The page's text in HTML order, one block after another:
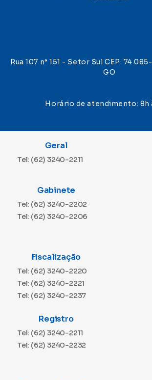
Rua 107 n° 151 - Setor Sul CEP:
GO
Horário de atendimento: 8h
Geral
Tel: (62) 3240-2211
Gabinete
Tel: (62) 3240-2202
Tel: (62) 3240-2206
Fiscalização
Tel: (62) 3240-2220
Tel: (62) 3240-2221
Tel: (62) 3240-2237
Registro
Tel: (62) 3240-2211
Tel: (62) 3240-2232